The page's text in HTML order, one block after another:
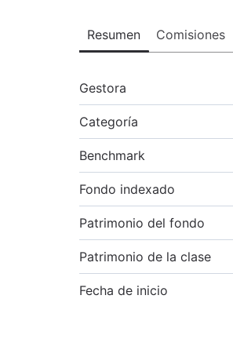
Resumen Comisiones
Gestora
Categoría
Benchmark
Fondo indexado
Patrimonio del fondo
Patrimonio de la clase
Fecha de inicio